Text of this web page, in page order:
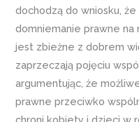
dochodzą do wniosku,
domniemanie prawne
jest zbieżne z dobrem
zaprzeczają pojęciu
argumentując, że
prawne przeciwko
chroni kobiety i dzieci w